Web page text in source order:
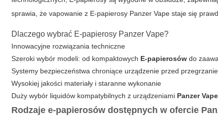
sprawia, że vapowanie z E-papierosy Panzer Vape staje się
Dlaczego wybrać E-papierosy Panzer Vape?
Innowacyjne rozwiązania techniczne
Szeroki wybór modeli: od kompaktowych E-papierosów do
Systemy bezpieczeństwa chroniące urządzenie przed
Wysokiej jakości materiały i staranne wykonanie
Duży wybór liquidów kompatybilnych z urządzeniami Panzer Vape
Rodzaje e-papierosów dostępnych w ofercie